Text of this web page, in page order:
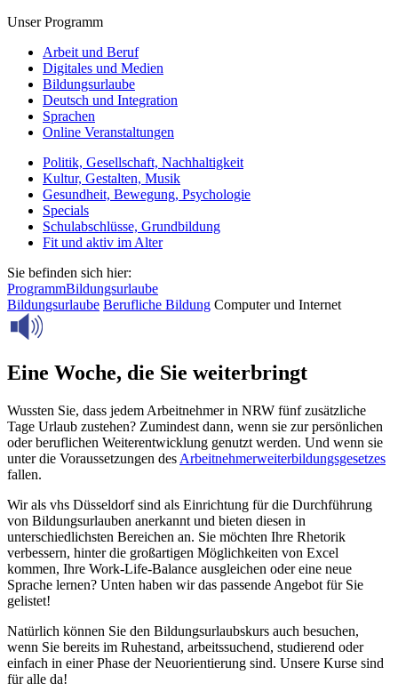
Unser Programm
Arbeit und Beruf
Digitales und Medien
Bildungsurlaube
Deutsch und Integration
Sprachen
Online Veranstaltungen
Politik, Gesellschaft, Nachhaltigkeit
Kultur, Gestalten, Musik
Gesundheit, Bewegung, Psychologie
Specials
Schulabschlüsse, Grundbildung
Fit und aktiv im Alter
Sie befinden sich hier:
ProgrammBildungsurlaube
Bildungsurlaube Berufliche Bildung Computer und Internet
Eine Woche, die Sie weiterbringt
Wussten Sie, dass jedem Arbeitnehmer in NRW fünf zusätzliche
Tage Urlaub zustehen? Zumindest dann, wenn sie zur persönlichen
oder beruflichen Weiterentwicklung genutzt werden. Und wenn sie
unter die Voraussetzungen des Arbeitnehmerweiterbildungsgesetzes
fallen.
Wir als vhs Düsseldorf sind als Einrichtung für die Durchführung
von Bildungsurlauben anerkannt und bieten diesen in
unterschiedlichsten Bereichen an. Sie möchten Ihre Rhetorik
verbessern, hinter die großartigen Möglichkeiten von Excel
kommen, Ihre Work-Life-Balance ausgleichen oder eine neue
Sprache lernen? Unten haben wir das passende Angebot für Sie
gelistet!
Natürlich können Sie den Bildungsurlaubskurs auch besuchen,
wenn Sie bereits im Ruhestand, arbeitssuchend, studierend oder
einfach in einer Phase der Neuorientierung sind. Unsere Kurse sind
für alle da!